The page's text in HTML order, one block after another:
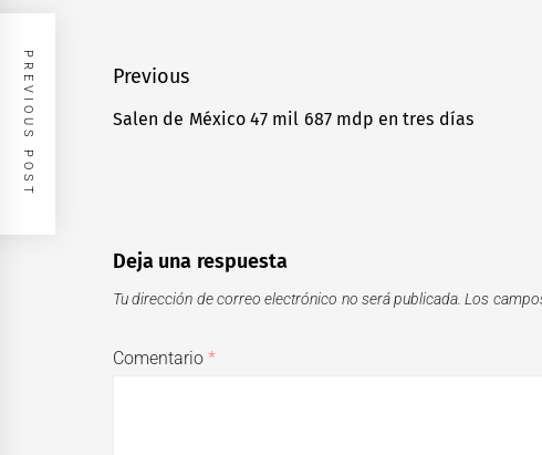
Navegación
de
Previous
Previous
Salen de México 47 mil 687 mdp en tres días
PREVIOUS POST
Deja una respuesta
Tu dirección de correo electrónico no será publicada. Los
Comentario*